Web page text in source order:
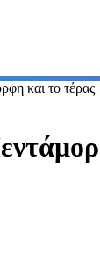
και το τέρας